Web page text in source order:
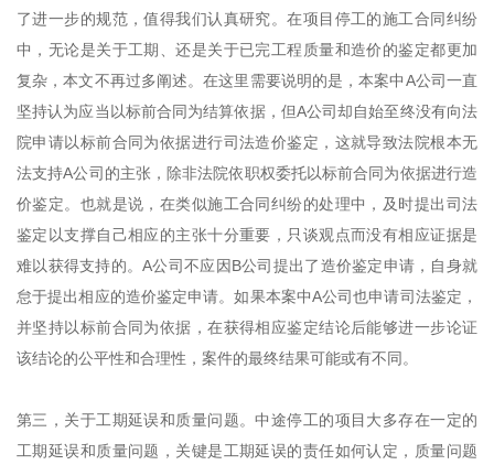
了进一步的规范，值得我们认真研究。在项目停工的施工合同纠纷
中，无论是关于工期、还是关于已完工程质量和造价的鉴定都更加
复杂，本文不再过多阐述。在这里需要说明的是，本案中A公司一直
坚持认为应当以标前合同为结算依据，但A公司却自始至终没有向法
院申请以标前合同为依据进行司法造价鉴定，这就导致法院根本无
法支持A公司的主张，除非法院依职权委托以标前合同为依据进行造
价鉴定。也就是说，在类似施工合同纠纷的处理中，及时提出司法
鉴定以支撑自己相应的主张十分重要，只谈观点而没有相应证据是
难以获得支持的。A公司不应因B公司提出了造价鉴定申请，自身就
怠于提出相应的造价鉴定申请。如果本案中A公司也申请司法鉴定，
并坚持以标前合同为依据，在获得相应鉴定结论后能够进一步论证
该结论的公平性和合理性，案件的最终结果可能或有不同。
第三，关于工期延误和质量问题。中途停工的项目大多存在一定的
工期延误和质量问题，关键是工期延误的责任如何认定，质量问题